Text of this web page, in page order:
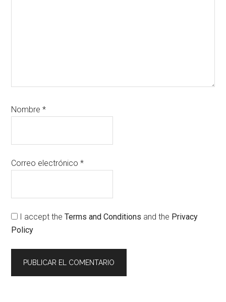
Nombre*
Correo electrónico*
I accept theTerms and Conditions and the Privacy
Policy